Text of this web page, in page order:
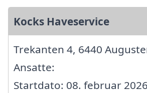
Kocks Haveservice
Trekanten 4, 6440
Ansatte:
Startdato: 08. februar